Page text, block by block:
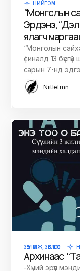
НИЙГЭМ
“Монголын
Эрдэнэ,
ялагч
“Монголын
финалд 13
сарын 7-нд
Niitlel.mn
ЗӨВЛӨМЖ, ЗӨВЛӨГӨӨ
Архинаас
-Хүний эрүүл